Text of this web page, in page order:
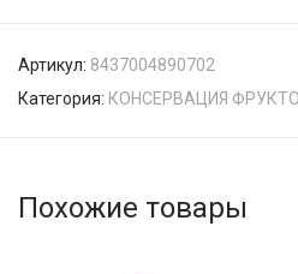
Артикул: 8437004890702
Категория: КОНСЕРВАЦИЯ
Похожие товары